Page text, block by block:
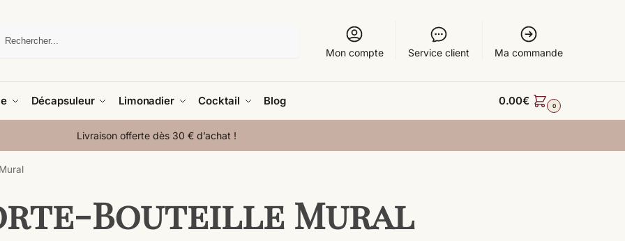
Mon compte Service client Ma commande
Décapsuleur Limonadier Cocktail Blog 0.00€ 0
Livraison offerte dès 30 € d’achat !
Bouteille Mural